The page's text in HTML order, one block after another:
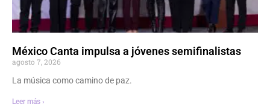
México Canta impulsa a jóvenes semifinalistas
agosto 7, 2026
La música como camino de paz.
Leer más ›